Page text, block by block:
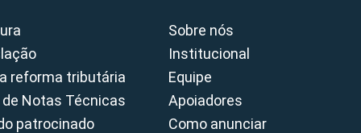
reforma tributária
Notas Técnicas
patrocinado
Sobre nós
Institucional
Equipe
Apoiadores
Como anunciar